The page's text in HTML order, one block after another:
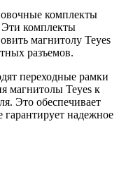
комплекты
Эти комплекты
магнитолу Teyes
разъемов.
переходные рамки
магнитолы Teyes к
Это обеспечивает
гарантирует надежное